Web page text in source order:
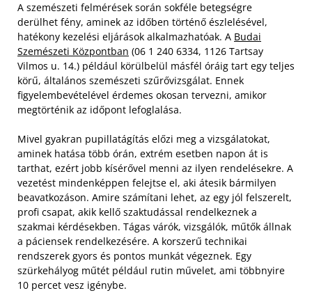
A szemészeti felmérések során sokféle betegségre
derülhet fény, aminek az időben történő észlelésével,
hatékony kezelési eljárások alkalmazhatóak. A Budai
Szemészeti Központban (06 1 240 6334, 1126 Tartsay
Vilmos u. 14.) például körülbelül másfél óráig tart egy teljes
körű, általános szemészeti szűrővizsgálat. Ennek
figyelembevételével érdemes okosan tervezni, amikor
megtörténik az időpont lefoglalása.
Mivel gyakran pupillatágítás előzi meg a vizsgálatokat,
aminek hatása több órán, extrém esetben napon át is
tarthat, ezért jobb kísérővel menni az ilyen rendelésekre. A
vezetést mindenképpen felejtse el, aki átesik bármilyen
beavatkozáson. Amire számítani lehet, az egy jól felszerelt,
profi csapat, akik kellő szaktudással rendelkeznek a
szakmai kérdésekben. Tágas várók, vizsgálók, műtők állnak
a páciensek rendelkezésére. A korszerű technikai
rendszerek gyors és pontos munkát végeznek. Egy
szürkehályog műtét például rutin művelet, ami többnyire
10 percet vesz igénybe.